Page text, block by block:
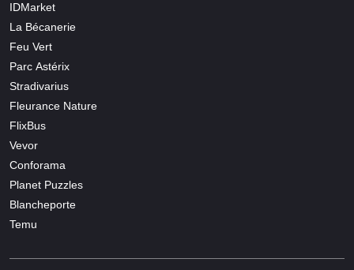
IDMarket
La Bécanerie
Feu Vert
Parc Astérix
Stradivarius
Fleurance Nature
FlixBus
Vevor
Conforama
Planet Puzzles
Blancheporte
Temu